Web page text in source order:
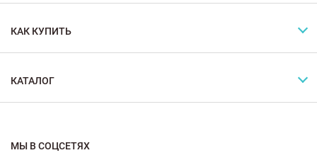
КАК КУПИТЬ
КАТАЛОГ
МЫ В СОЦСЕТЯХ